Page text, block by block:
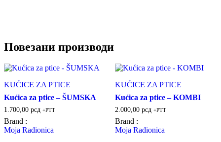
Повезани производи
KUĆICE ZA PTICE
Kućica za ptice – ŠUMSKA
1.700,00 рсд +PTT
Brand :
Moja Radionica
KUĆICE ZA PTICE
Kućica za ptice – KOMBI
2.000,00 рсд +PTT
Brand :
Moja Radionica